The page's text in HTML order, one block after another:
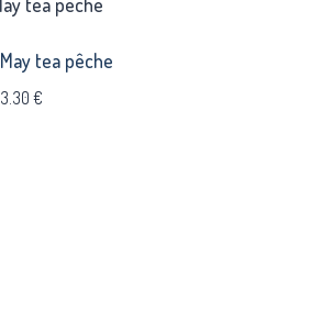
May tea pêche
3.30 €